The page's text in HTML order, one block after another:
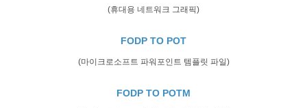
(휴대용 네트워크 그래픽)
FODP TO POT
(마이크로소프트 파워포인트 템플릿 파일)
FODP TO POTM